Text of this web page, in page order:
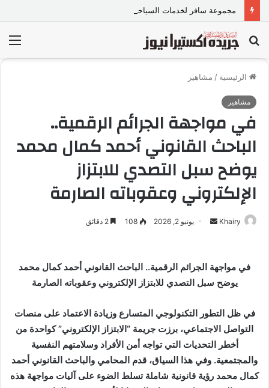
مجموعة سافر لخدمات السياحة
بحث
عن
الرئيسية / مشاهير
مشاهير
في مواجهة الجرائم الرقمية..
الباحث القانوني أحمد كمال محمد
يوضح سبل التصدي للابتزاز
الإلكتروني وعقوباته الصارمة
Khairy
ل
ي
ل
ك
يونيو 2, 2026 108
في مواجهة الجرائم الرقمية.. الباحث القانوني أحمد كمال محمد
يوضح سبل التصدي للابتزاز الإلكتروني وعقوباته الصارمة
في ظل التطور التكنولوجي المتسارع وزيادة الاعتماد على منصات
التواصل الاجتماعي، برزت جريمة “الابتزاز الإلكتروني” كواحدة من
أخطر التحديات التي تواجه أمن الأفراد وسلامتهم النفسية
والمجتمعية. وفي هذا السياق، قدم المحامي والباحث القانوني أحمد
كمال محمد رؤية قانونية شاملة تسلط الضوء على آليات مواجهة هذه